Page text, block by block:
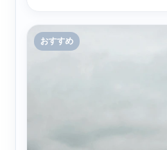
おすすめ